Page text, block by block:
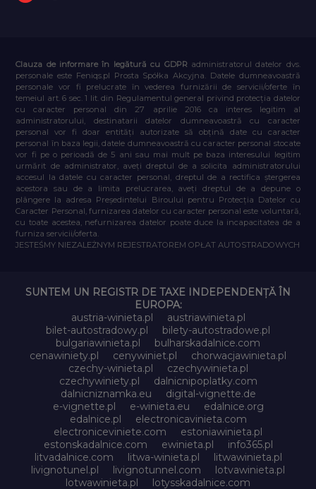
Clauza de informare în legătură cu GDPR administratorul datelor dvs.
personale este Feniqs.pl Prosta Spółka Akcyjna. Datele dumneavoastră
personale vor fi prelucrate în vederea furnizării de servicii/oferte în
temeiul art. 6 sec. 1 lit. din Regulamentul general privind protecția datelor
cu caracter personal din 27 aprilie 2016 ca interes legitim al
administratorului, destinatarii datelor dumneavoastră cu caracter
personal vor fi doar entități autorizate să obțină date cu caracter
personal în baza legii, datele dumneavoastră cu caracter personal stocate
vor fi pe o perioadă de 5 ani sau mai mult pe baza interesului legitim
urmărit de administrator, aveți dreptul de a solicita administratorului
accesul la datele cu caracter personal, dreptul de a rectifica ștergerea
acestora sau de a limita prelucrarea, aveți dreptul de a depune o
plângere la adresa Președintelui Biroului pentru Protecția Datelor cu
Caracter Personal, furnizarea datelor cu caracter personal este voluntară,
cu toate acestea, nefurnizarea datelor poate duce la incapacitatea de a
furniza servicii/oferta.
JESTEŚMY NIEZALEŻNYM REJESTRATOREM OPŁAT AUTOSTRADOWYCH
SUNTEM UN REGISTR DE TAXE INDEPENDENȚĂ ÎN
EUROPA:
austria-winieta.pl
austriawinieta.pl
bilet-autostradowy.pl
bilety-autostradowe.pl
bulgariawinieta.pl
bulharskadalnice.com
cenawiniety.pl
cenywiniet.pl
chorwacjawinieta.pl
czechy-winieta.pl
czechywinieta.pl
czechywiniety.pl
dalnicnipoplatky.com
dalnicniznamka.eu
digital-vignette.de
e-vignette.pl
e-winieta.eu
edalnice.org
edalnice.pl
electronicavinieta.com
electroniceviniete.com
estoniawinieta.pl
estonskadalnice.com
ewinieta.pl
info365.pl
litvadalnice.com
litwa-winieta.pl
litwawinieta.pl
livignotunel.pl
livignotunnel.com
lotvawinieta.pl
lotwawinieta.pl
lotysskadalnice.com